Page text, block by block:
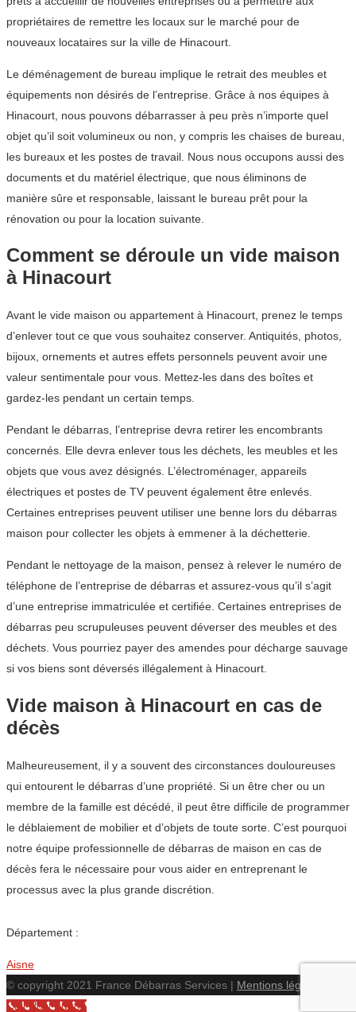
propriétaires de remettre les locaux sur le marché pour de
nouveaux locataires sur la ville de Hinacourt.
Le déménagement de bureau implique le retrait des meubles et
équipements non désirés de l’entreprise. Grâce à nos équipes à
Hinacourt, nous pouvons débarrasser à peu près n’importe quel
objet qu’il soit volumineux ou non, y compris les chaises de bureau,
les bureaux et les postes de travail. Nous nous occupons aussi des
documents et du matériel électrique, que nous éliminons de
manière sûre et responsable, laissant le bureau prêt pour la
rénovation ou pour la location suivante.
Comment se déroule un vide maison
à Hinacourt
Avant le vide maison ou appartement à Hinacourt, prenez le temps
d’enlever tout ce que vous souhaitez conserver. Antiquités, photos,
bijoux, ornements et autres effets personnels peuvent avoir une
valeur sentimentale pour vous. Mettez-les dans des boîtes et
gardez-les pendant un certain temps.
Pendant le débarras, l’entreprise devra retirer les encombrants
concernés. Elle devra enlever tous les déchets, les meubles et les
objets que vous avez désignés. L’électroménager, appareils
électriques et postes de TV peuvent également être enlevés.
Certaines entreprises peuvent utiliser une benne lors du débarras
maison pour collecter les objets à emmener à la déchetterie.
Pendant le nettoyage de la maison, pensez à relever le numéro de
téléphone de l’entreprise de débarras et assurez-vous qu’il s’agit
d’une entreprise immatriculée et certifiée. Certaines entreprises de
débarras peu scrupuleuses peuvent déverser des meubles et des
déchets. Vous pourriez payer des amendes pour décharge sauvage
si vos biens sont déversés illégalement à Hinacourt.
Vide maison à Hinacourt en cas de
décès
Malheureusement, il y a souvent des circonstances douloureuses
qui entourent le débarras d’une propriété. Si un être cher ou un
membre de la famille est décédé, il peut être difficile de programmer
le déblaiement de mobilier et d’objets de toute sorte. C’est pourquoi
notre équipe professionnelle de débarras de maison en cas de
décès fera le nécessaire pour vous aider en entreprenant le
processus avec la plus grande discrétion.
Département :
Aisne
© copyright 2021 France Débarras Services | Mentions légales
Call Now Button